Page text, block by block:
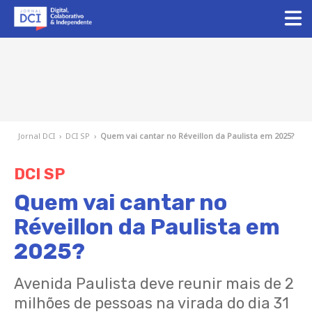
Jornal DCI › DCI SP › Quem vai cantar no Réveillon da Paulista em 2025?
DCI SP
Quem vai cantar no
Réveillon da Paulista em
2025?
Avenida Paulista deve reunir mais de 2
milhões de pessoas na virada do dia 31